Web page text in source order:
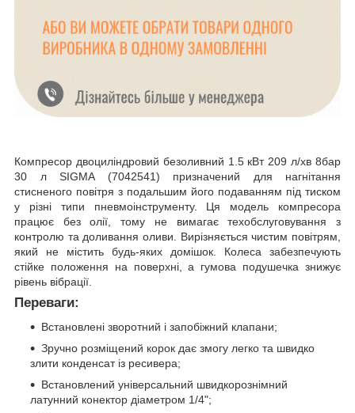
Компресор двоциліндровий безоливний 1.5 кВт 209 л/хв 8бар
30 л SIGMA (7042541) призначений для нагнітання
стисненого повітря з подальшим його подаванням під тиском
у різні типи пневмоінструменту. Ця модель компресора
працює без олії, тому не вимагає техобслуговування з
контролю та доливання оливи. Вирізняється чистим повітрям,
який не містить будь-яких домішок. Колеса забезпечують
стійке положення на поверхні, а гумова подушечка знижує
рівень вібрації.
Переваги:
Встановлені зворотний і запобіжний клапани;
Зручно розміщений корок дає змогу легко та швидко
злити конденсат із ресивера;
Встановлений універсальний швидкорознімний
латунний конектор діаметром 1/4";